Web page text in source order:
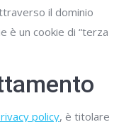
il dominio
è un cookie di “terza
policy, è titolare